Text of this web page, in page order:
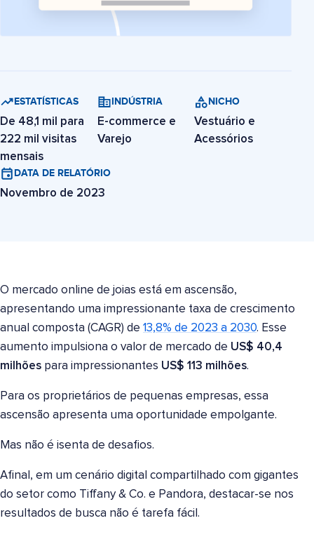
ESTATÍSTICAS
De 48,1 mil para
222 mil visitas
mensais
INDÚSTRIA
E-commerce e
Varejo
NICHO
Vestuário e
Acessórios
DATA DE RELATÓRIO
Novembro de 2023
O mercado online de joias está em ascensão,
apresentando uma impressionante taxa de crescimento
anual composta (CAGR) de 13,8% de 2023 a 2030. Esse
aumento impulsiona o valor de mercado de US$ 40,4
milhões para impressionantes US$ 113 milhões.
Para os proprietários de pequenas empresas, essa
ascensão apresenta uma oportunidade empolgante.
Mas não é isenta de desafios.
Afinal, em um cenário digital compartilhado com gigantes
do setor como Tiffany & Co. e Pandora, destacar-se nos
resultados de busca não é tarefa fácil.